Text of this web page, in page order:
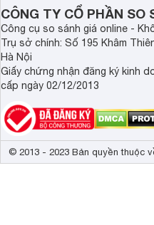
tân sinh viên.
CÔNG TY CỔ PHẦN SO
Công cụ so sánh giá online -
Trụ sở chính: Số 195 Khâm
Hà Nội
Giấy chứng nhận đăng ký kinh
cấp ngày 02/12/2013
© 2013 - 2023 Bản quyền thuộc